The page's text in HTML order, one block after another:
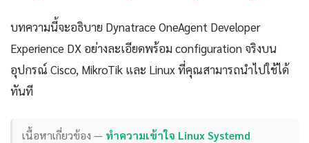
บทความนี้จะอธิบาย Dynatrace OneAgent Developer
Experience DX อย่างละเอียดพร้อม configuration จริงบน
อุปกรณ์ Cisco, MikroTik และ Linux ที่คุณสามารถนำไปใช้ได้
ทันที
เนื้อหาเกี่ยวข้อง — ทำความเข้าใจ Linux Systemd